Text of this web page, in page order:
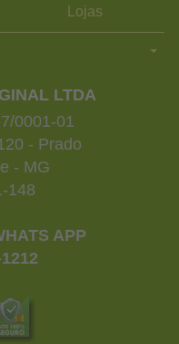
Lojas
LTDA
0001-01
- Prado
- MG
148
APP